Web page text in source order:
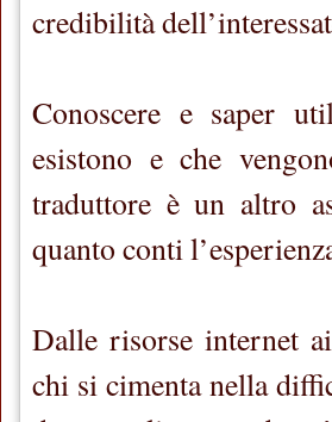
credibilità
Conoscere e saper
esistono e che
traduttore è un altro
quanto conti
Dalle risorse internet
chi si cimenta nella